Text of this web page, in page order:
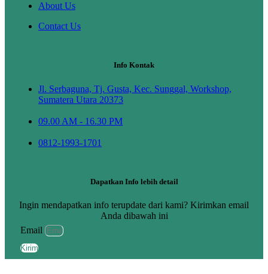
About Us
Contact Us
Info Kontak
Jl. Serbaguna, Tj. Gusta, Kec. Sunggal, Workshop,
Sumatera Utara 20373
09.00 AM - 16.30 PM
0812-1993-1701
Dapatkan Info lebih detail
Ingin mendapatkan info terupdate dari kami? Kirimkan email
Anda dibawah ini
Email
Kirim